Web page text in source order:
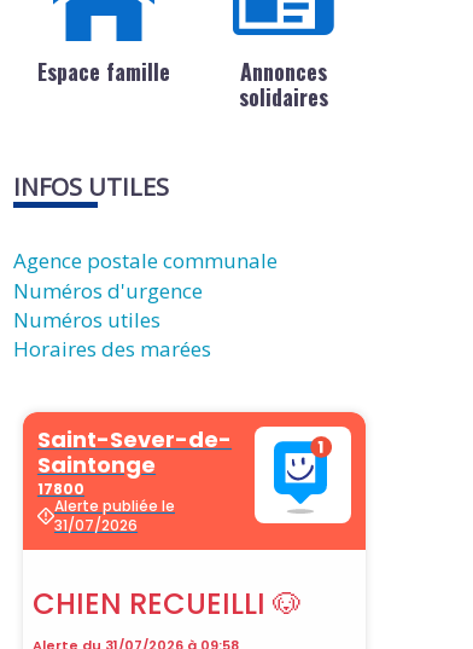
Espace famille
Annonces
solidaires
INFOS UTILES
Agence postale communale
Numéros d'urgence
Numéros utiles
Horaires des marées